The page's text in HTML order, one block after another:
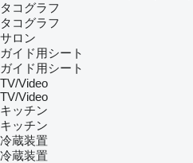
タコグラフ
タコグラフ
サロン
ガイド用シート
ガイド用シート
TV/Video
TV/Video
キッチン
キッチン
冷蔵装置
冷蔵装置